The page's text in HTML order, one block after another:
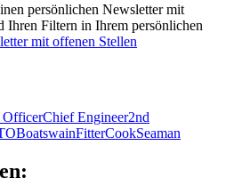
persönlichen Newsletter mit
Ihren Filtern in Ihrem persönlichen
mit offenen Stellen
OfficerChief Engineer2nd
BoatswainFitterCookSeaman